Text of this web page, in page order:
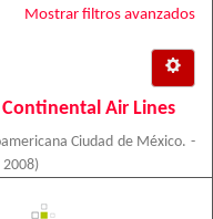
Mostrar filtros avanzados
Air Lines
Ciudad de México. -
2008)